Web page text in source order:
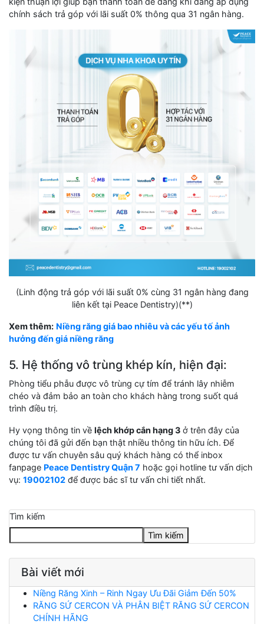
chính sách trả góp với lãi suất 0% thông qua 31 ngân hàng.
(Linh động trả góp với lãi suất 0% cùng 31 ngân hàng đang
liên kết tại Peace Dentistry)(**)
Xem thêm: Niềng răng giá bao nhiêu và các yếu tố ảnh
hưởng đến giá niềng răng
5. Hệ thống vô trùng khép kín, hiện đại:
Phòng tiểu phẫu được vô trùng cự tím để tránh lây nhiễm
chéo và đảm bảo an toàn cho khách hàng trong suốt quá
trình điều trị.
Hy vọng thông tin về lệch khớp cắn hạng 3 ở trên đây của
chúng tôi đã gửi đến bạn thật nhiều thông tin hữu ích. Để
được tư vấn chuyên sâu quý khách hàng có thể inbox
fanpage Peace Dentistry Quận 7 hoặc gọi hotline tư vấn dịch
vụ: 19002102 để được bác sĩ tư vấn chi tiết nhất.
Tìm kiếm
Tìm kiếm
Bài viết mới
Niềng Răng Xinh – Rinh Ngay Ưu Đãi Giảm Đến 50%
RĂNG SỨ CERCON VÀ PHÂN BIỆT RĂNG SỨ CERCON
CHÍNH HÃNG